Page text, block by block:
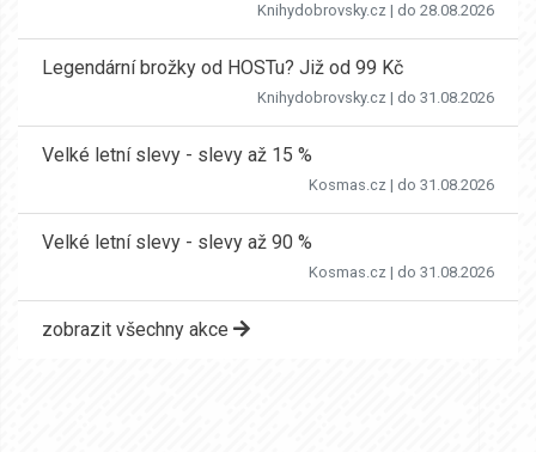
Knihydobrovsky.cz | do 28.08.2026
Legendární brožky od HOSTu? Již od 99 Kč
Knihydobrovsky.cz | do 31.08.2026
Velké letní slevy - slevy až 15 %
Kosmas.cz | do 31.08.2026
Velké letní slevy - slevy až 90 %
Kosmas.cz | do 31.08.2026
zobrazit všechny akce